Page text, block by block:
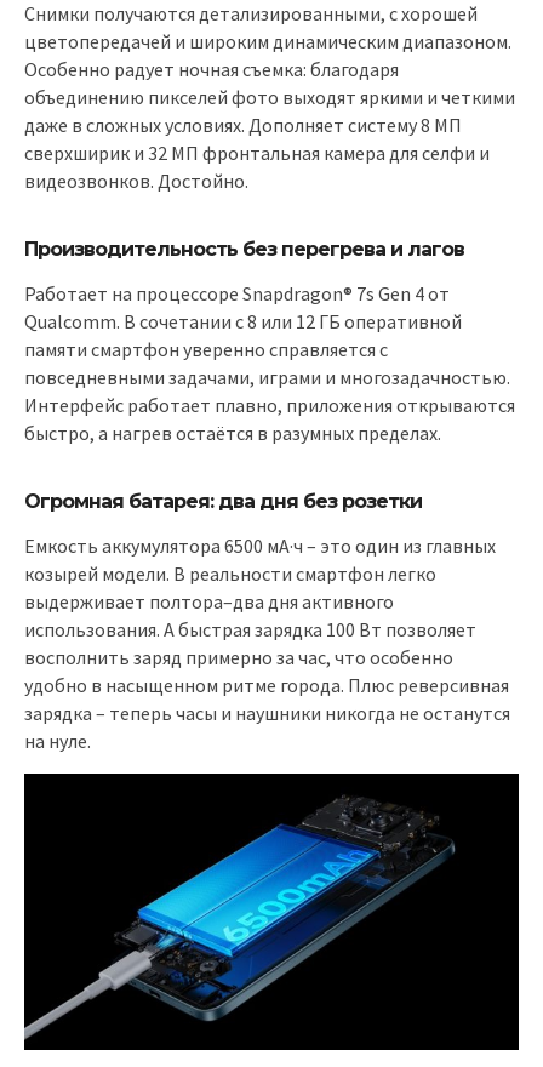
Снимки получаются детализированными, с хорошей
цветопередачей и широким динамическим диапазоном.
Особенно радует ночная съемка: благодаря
объединению пикселей фото выходят яркими и четкими
даже в сложных условиях. Дополняет систему 8 МП
сверхширик и 32 МП фронтальная камера для селфи и
видеозвонков. Достойно.
Производительность без перегрева и лагов
Работает на процессоре Snapdragon® 7s Gen 4 от
Qualcomm. В сочетании с 8 или 12 ГБ оперативной
памяти смартфон уверенно справляется с
повседневными задачами, играми и многозадачностью.
Интерфейс работает плавно, приложения открываются
быстро, а нагрев остаётся в разумных пределах.
Огромная батарея: два дня без розетки
Емкость аккумулятора 6500 мА·ч – это один из главных
козырей модели. В реальности смартфон легко
выдерживает полтора–два дня активного
использования. А быстрая зарядка 100 Вт позволяет
восполнить заряд примерно за час, что особенно
удобно в насыщенном ритме города. Плюс реверсивная
зарядка – теперь часы и наушники никогда не останутся
на нуле.